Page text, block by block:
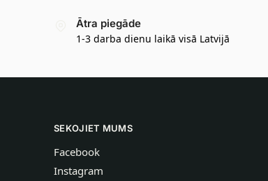
Ātra piegāde
1-3 darba dienu laikā visā Latvijā
SEKOJIET MUMS
Facebook
Instagram